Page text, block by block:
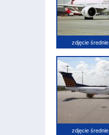
zdjęcie średnie
zdjęcie średnie